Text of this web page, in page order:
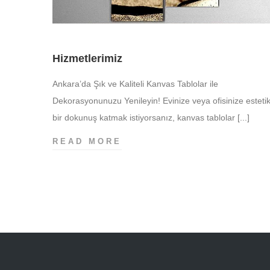
Hizmetlerimiz
Ankara’da Şık ve Kaliteli Kanvas Tablolar ile
Dekorasyonunuzu Yenileyin! Evinize veya ofisinize estetik
bir dokunuş katmak istiyorsanız, kanvas tablolar [...]
READ MORE